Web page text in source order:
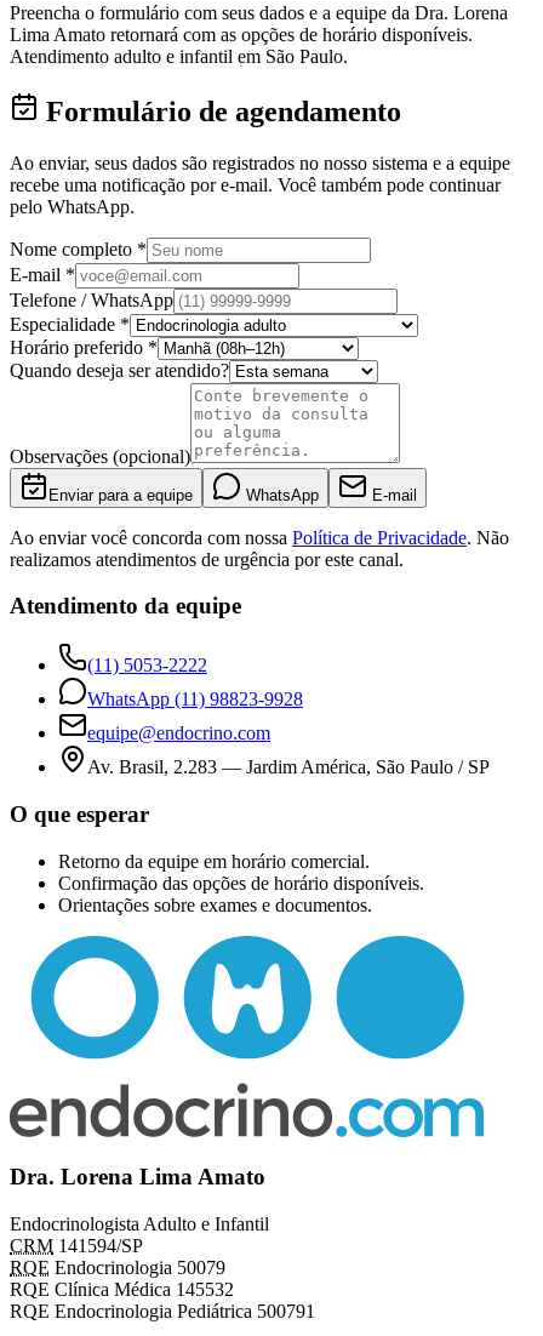
Preencha o formulário com seus dados e a equipe da Dra. Lorena
Lima Amato retornará com as opções de horário disponíveis.
Atendimento adulto e infantil em São Paulo.
Formulário de agendamento
Ao enviar, seus dados são registrados no nosso sistema e a equipe
recebe uma notificação por e-mail. Você também pode continuar
pelo WhatsApp.
Nome completo *
E-mail *
Telefone / WhatsApp
Especialidade *
Horário preferido *
Quando deseja ser atendido?
Observações (opcional)
Enviar para a equipe WhatsApp E-mail
Ao enviar você concorda com nossa Política de Privacidade. Não
realizamos atendimentos de urgência por este canal.
Atendimento da equipe
(11) 5053-2222
WhatsApp (11) 98823-9928
equipe@endocrino.com
Av. Brasil, 2.283 — Jardim América, São Paulo / SP
O que esperar
Retorno da equipe em horário comercial.
Confirmação das opções de horário disponíveis.
Orientações sobre exames e documentos.
Dra. Lorena Lima Amato
Endocrinologista Adulto e Infantil
CRM 141594/SP
RQE Endocrinologia 50079
RQE Clínica Médica 145532
RQE Endocrinologia Pediátrica 500791